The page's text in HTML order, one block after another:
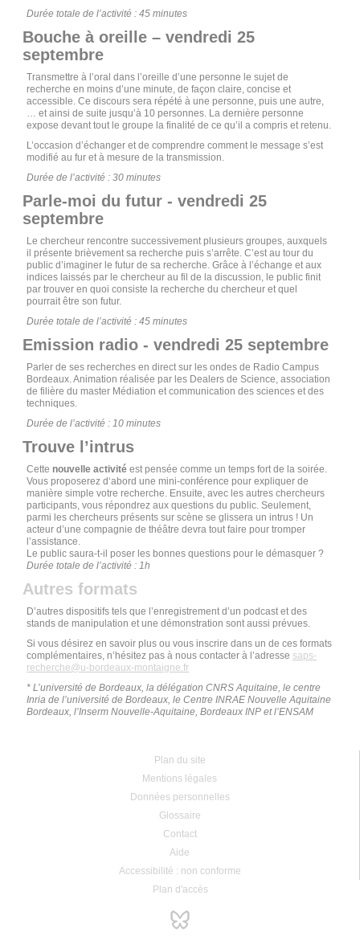
Durée totale de l’activité : 45 minutes
Bouche à oreille – vendredi 25
septembre
Transmettre à l’oral dans l’oreille d’une personne le sujet de
recherche en moins d’une minute, de façon claire, concise et
accessible. Ce discours sera répété à une personne, puis une autre,
… et ainsi de suite jusqu’à 10 personnes. La dernière personne
expose devant tout le groupe la finalité de ce qu’il a compris et retenu.
L’occasion d’échanger et de comprendre comment le message s’est
modifié au fur et à mesure de la transmission.
Durée de l’activité : 30 minutes
Parle-moi du futur - vendredi 25
septembre
Le chercheur rencontre successivement plusieurs groupes, auxquels
il présente brièvement sa recherche puis s’arrête. C’est au tour du
public d’imaginer le futur de sa recherche. Grâce à l’échange et aux
indices laissés par le chercheur au fil de la discussion, le public finit
par trouver en quoi consiste la recherche du chercheur et quel
pourrait être son futur.
Durée totale de l’activité : 45 minutes
Emission radio - vendredi 25 septembre
Parler de ses recherches en direct sur les ondes de Radio Campus
Bordeaux. Animation réalisée par les Dealers de Science, association
de filière du master Médiation et communication des sciences et des
techniques.
Durée de l’activité : 10 minutes
Trouve l’intrus
Cette nouvelle activité est pensée comme un temps fort de la soirée.
Vous proposerez d‘abord une mini-conférence pour expliquer de
manière simple votre recherche. Ensuite, avec les autres chercheurs
participants, vous répondrez aux questions du public. Seulement,
parmi les chercheurs présents sur scène se glissera un intrus ! Un
acteur d’une compagnie de théâtre devra tout faire pour tromper
l’assistance.
Le public saura-t-il poser les bonnes questions pour le démasquer ?
Durée totale de l’activité : 1h
Autres formats
D’autres dispositifs tels que l’enregistrement d’un podcast et des
stands de manipulation et une démonstration sont aussi prévues.
Si vous désirez en savoir plus ou vous inscrire dans un de ces formats
complémentaires, n’hésitez pas à nous contacter à l’adresse saps-
recherche@u-bordeaux-montaigne.fr
* L’université de Bordeaux, la délégation CNRS Aquitaine, le centre
Inria de l’université de Bordeaux, le Centre INRAE Nouvelle Aquitaine
Bordeaux, l’Inserm Nouvelle-Aquitaine, Bordeaux INP et l’ENSAM
Plan du site
Mentions légales
Données personnelles
Glossaire
Contact
Aide
Accessibilité : non conforme
Plan d'accès